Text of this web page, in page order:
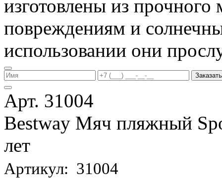
изготовлены из
повреждениям и
использовании они
Заказать
Арт. 31004
Bestway Мяч пляжный
лет
Артикул: 31004